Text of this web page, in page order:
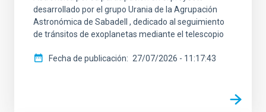
desarrollado por el grupo Urania de la Agrupación
Astronómica de Sabadell , dedicado al seguimiento
de tránsitos de exoplanetas mediante el telescopio
Fecha de publicación 27/07/2026 - 11:17:43